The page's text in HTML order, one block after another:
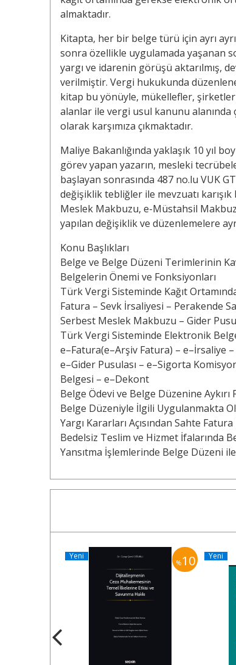
almaktadır.
Kitapta, her bir belge türü için ayrı
sonra özellikle uygulamada yaşanan
yargı ve idarenin görüşü aktarılmış,
verilmiştir. Vergi hukukunda
kitap bu yönüyle, mükellefler,
alanlar ile vergi usul kanunu alanında
olarak karşımıza çıkmaktadır.
Maliye Bakanlığında yaklaşık 10 yıl
görev yapan yazarın, mesleki
başlayan sonrasında 487 no.lu VUK
değişiklik tebliğler ile mevzuatı
Meslek Makbuzu, e-Müstahsil
yapılan değişiklik ve düzenlemelere
Konu Başlıkları
Belge ve Belge Düzeni Terimlerinin
Belgelerin Önemi ve Fonksiyonları
Türk Vergi Sisteminde Kağıt
Fatura – Sevk İrsaliyesi – Perakende
Serbest Meslek Makbuzu – Gider
Türk Vergi Sisteminde Elektronik
e–Fatura(e–Arşiv Fatura) – e–İrsaliye
e–Gider Pusulası – e–Sigorta
Belgesi – e–Dekont
Belge Ödevi ve Belge Düzenine Aykırı
Belge Düzeniyle İlgili Uygulanmakta
Yargı Kararları Açısından Sahte
Bedelsiz Teslim ve Hizmet İfalarında
Yansıtma İşlemlerinde Belge Düzeni
%10
Yeni Yeni